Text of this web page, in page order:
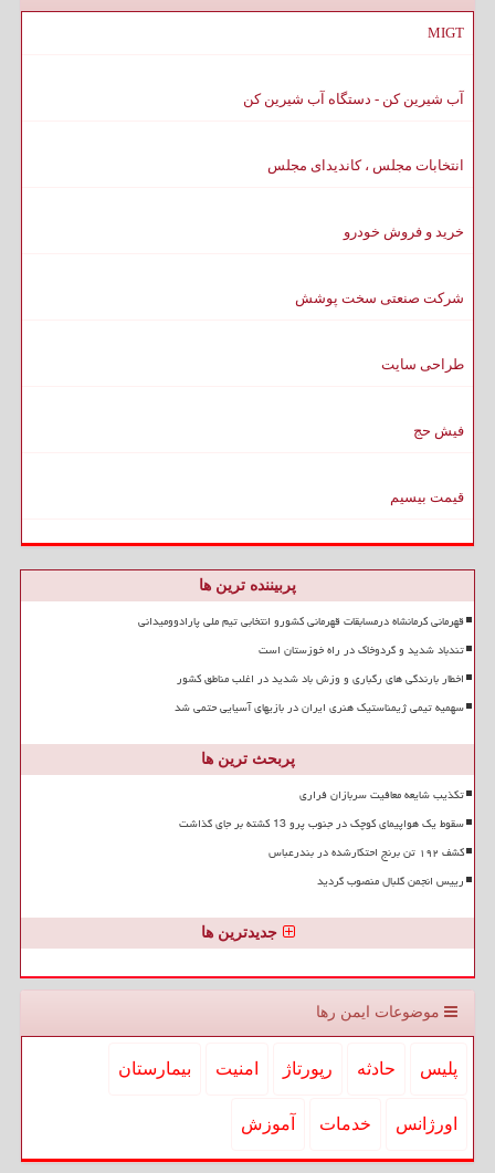
MIGT
آب شیرین کن - دستگاه آب شیرین کن
انتخابات مجلس ، کاندیدای مجلس
خرید و فروش خودرو
شرکت صنعتی سخت پوشش
طراحی سایت
فیش حج
قیمت بیسیم
پربیننده ترین ها
قهرمانی کرمانشاه درمسابقات قهرمانی کشورو انتخابی تیم ملی پارادوومیدانی
تندباد شدید و گردوخاک در راه خوزستان است
اخطار بارندگی های رگباری و وزش باد شدید در اغلب مناطق کشور
سهمیه تیمی ژیمناستیک هنری ایران در بازیهای آسیایی حتمی شد
پربحث ترین ها
تکذیب شایعه معافیت سربازان فراری
سقوط یک هواپیمای کوچک در جنوب پرو 13 کشته بر جای گذاشت
کشف ۱۹۲ تن برنج احتکارشده در بندرعباس
رییس انجمن گلبال منصوب گردید
جدیدترین ها
موضوعات ایمن رها
پلیس حادثه رپورتاژ امنیت بیمارستان
اورژانس خدمات آموزش